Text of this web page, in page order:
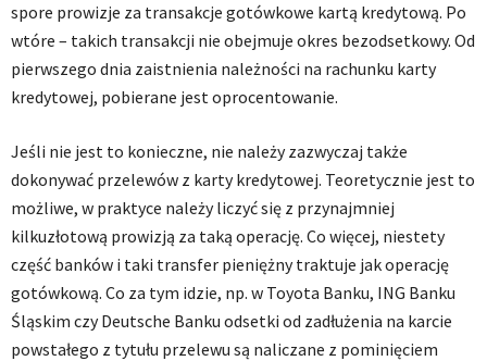
spore prowizje za transakcje gotówkowe kartą kredytową. Po
wtóre – takich transakcji nie obejmuje okres bezodsetkowy. Od
pierwszego dnia zaistnienia należności na rachunku karty
kredytowej, pobierane jest oprocentowanie.
Jeśli nie jest to konieczne, nie należy zazwyczaj także
dokonywać przelewów z karty kredytowej. Teoretycznie jest to
możliwe, w praktyce należy liczyć się z przynajmniej
kilkuzłotową prowizją za taką operację. Co więcej, niestety
część banków i taki transfer pieniężny traktuje jak operację
gotówkową. Co za tym idzie, np. w Toyota Banku, ING Banku
Śląskim czy Deutsche Banku odsetki od zadłużenia na karcie
powstałego z tytułu przelewu są naliczane z pominięciem